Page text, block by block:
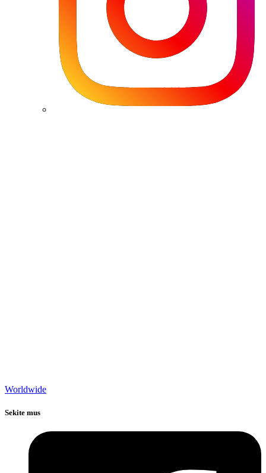
Worldwide
Sekite mus